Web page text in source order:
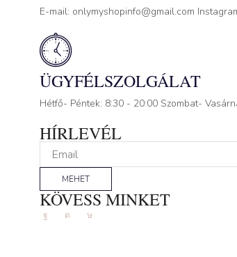
E-mail: onlymyshopinfo@gmail.com
ÜGYFÉLSZOLGÁLAT
Hétfő- Péntek: 8:30 - 20:00 Szombat-
HÍRLEVÉL
MEHET
KÖVESS MINKET
FacebookInstagram
Tik-